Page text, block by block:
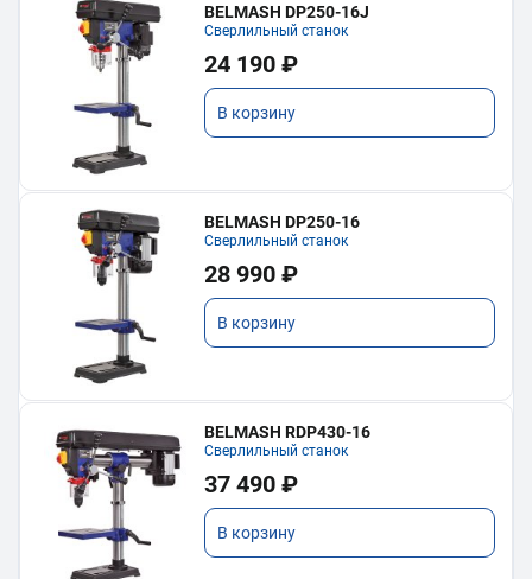
BELMASH DP250-16J
Сверлильный станок
24 190 ₽
В корзину
BELMASH DP250-16
Сверлильный станок
28 990 ₽
В корзину
BELMASH RDP430-16
Сверлильный станок
37 490 ₽
В корзину